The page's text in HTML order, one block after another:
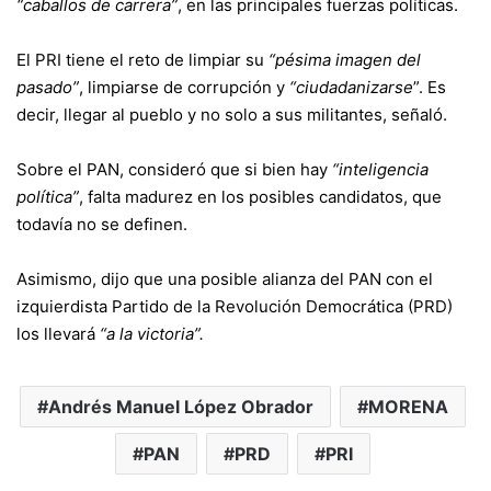
“caballos de carrera”, en las principales fuerzas políticas.
El PRI tiene el reto de limpiar su “pésima imagen del
pasado”, limpiarse de corrupción y “ciudadanizarse”. Es
decir, llegar al pueblo y no solo a sus militantes, señaló.
Sobre el PAN, consideró que si bien hay “inteligencia
política”, falta madurez en los posibles candidatos, que
todavía no se definen.
Asimismo, dijo que una posible alianza del PAN con el
izquierdista Partido de la Revolución Democrática (PRD)
los llevará “a la victoria”.
Andrés Manuel López Obrador MORENA
PAN PRD PRI